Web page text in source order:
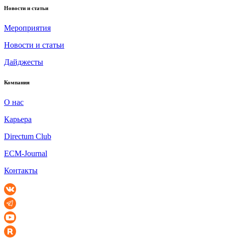
Новости и статьи
Мероприятия
Новости и статьи
Дайджесты
Компания
О нас
Карьера
Directum Club
ECM-Journal
Контакты